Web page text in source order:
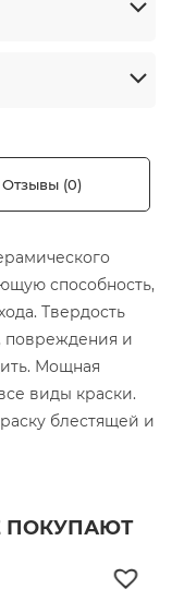
Отзывы (0)
способность,
Твердость
повреждения и
Мощная
виды краски.
блестящей и
ПОКУПАЮТ